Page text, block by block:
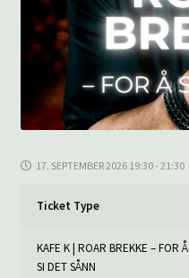
17. SEPTEMBER 2026 19:30 - 21:30
Ticket Type
KAFE K | ROAR BREKKE – FOR Å
SI DET SÅNN